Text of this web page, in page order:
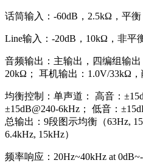
话筒输入：-60dB，2.5kΩ，平衡
Line输入：-20dB，10kΩ，非平
音频输出：主输出，四编组输出
20kΩ； 耳机输出：1.0V/33kΩ
均衡控制：单声道： 高音：
±15dB@240-6kHz； 低音：
总输出：9段图示均衡（63Hz,
6.4kHz, 15kHz）
频率响应：20Hz~40kHz at